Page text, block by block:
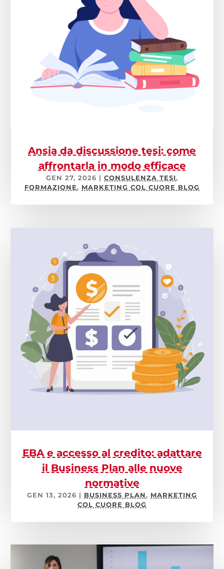
Ansia da discussione tesi: come
affrontarla in modo efficace
GEN 27, 2026 | CONSULENZA TESI,
FORMAZIONE, MARKETING COL CUORE BLOG
EBA e accesso al credito: adattare
il Business Plan alle nuove
normative
GEN 13, 2026 | BUSINESS PLAN, MARKETING
COL CUORE BLOG